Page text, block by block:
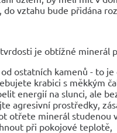
do vztahu bude přidána
je obtížné minerál
ostatních kamenů - to
krabici s měkkým
energií na slunci, ale
agresivní prostředky,
otřete minerál studenou
při pokojové teplotě,